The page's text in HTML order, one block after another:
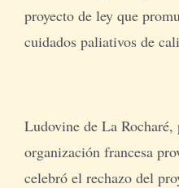
proyecto de ley que
cuidados paliativos de
Ludovine de La Rocharé,
organización francesa
celebró el rechazo del